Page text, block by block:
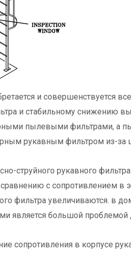
и совершенствуется
и стабильному снижению
пылевыми фильтрами, а
рукавным фильтром из-за
струйного рукавного
с сопротивлением в
фильтра увеличиваются. в
является большой
в корпусе